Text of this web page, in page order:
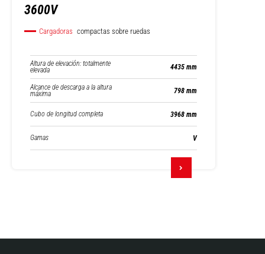
3600V
Cargadoras compactas sobre ruedas
Altura de elevación: totalmente
elevada 4435 mm
Alcance de descarga a la altura
máxima 798 mm
Cubo de longitud completa 3968 mm
Gamas V